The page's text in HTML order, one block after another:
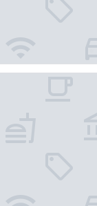
NEWMARK